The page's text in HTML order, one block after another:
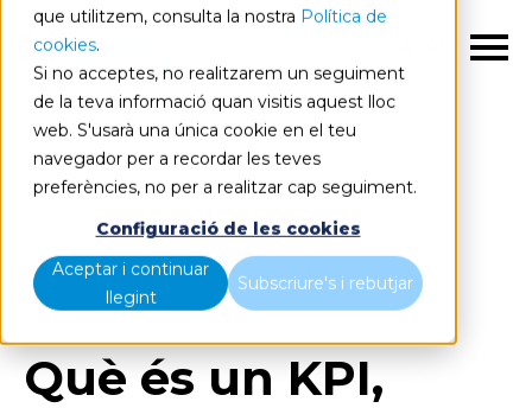
que utilitzem, consulta la nostra Política de
cookies.
Si no acceptes, no realitzarem un seguiment
de la teva informació quan visitis aquest lloc
web. S'usarà una única cookie en el teu
navegador per a recordar les teves
preferències, no per a realitzar cap seguiment.
Configuració de les cookies
Aceptar i continuar
llegint
Subscriure's i rebutjar
Blog Home
optimitzar les teves estratègies de negoci?
Què és un KPI,